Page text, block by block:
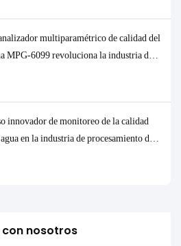
multiparamétrico de calidad del
MPG-6099 revoluciona la industria del
innovador de monitoreo de la calidad
en la industria de procesamiento de
nosotros